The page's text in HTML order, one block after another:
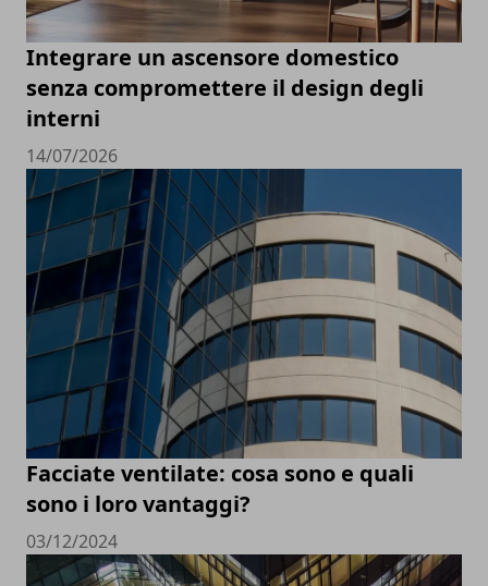
Integrare un ascensore domestico
senza compromettere il design degli
interni
14/07/2026
Facciate ventilate: cosa sono e quali
sono i loro vantaggi?
03/12/2024